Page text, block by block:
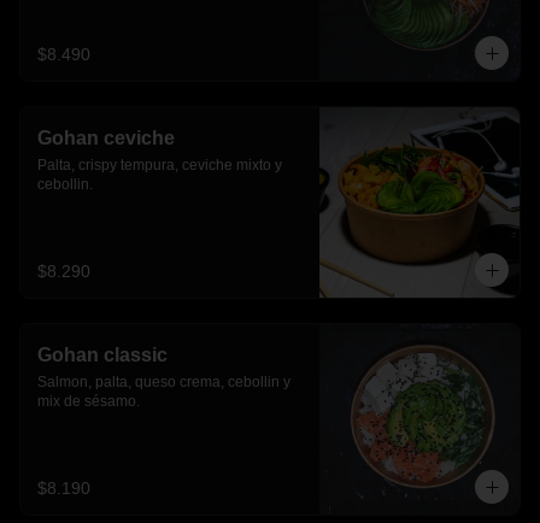
$8.490
Gohan ceviche
Palta, crispy tempura, ceviche mixto y
cebollin.
$8.290
Gohan classic
Salmon, palta, queso crema, cebollin y
mix de sésamo.
$8.190